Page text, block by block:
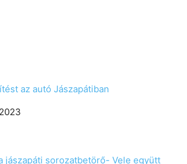
az autó Jászapátiban
jászapáti sorozatbetörő- Vele együtt